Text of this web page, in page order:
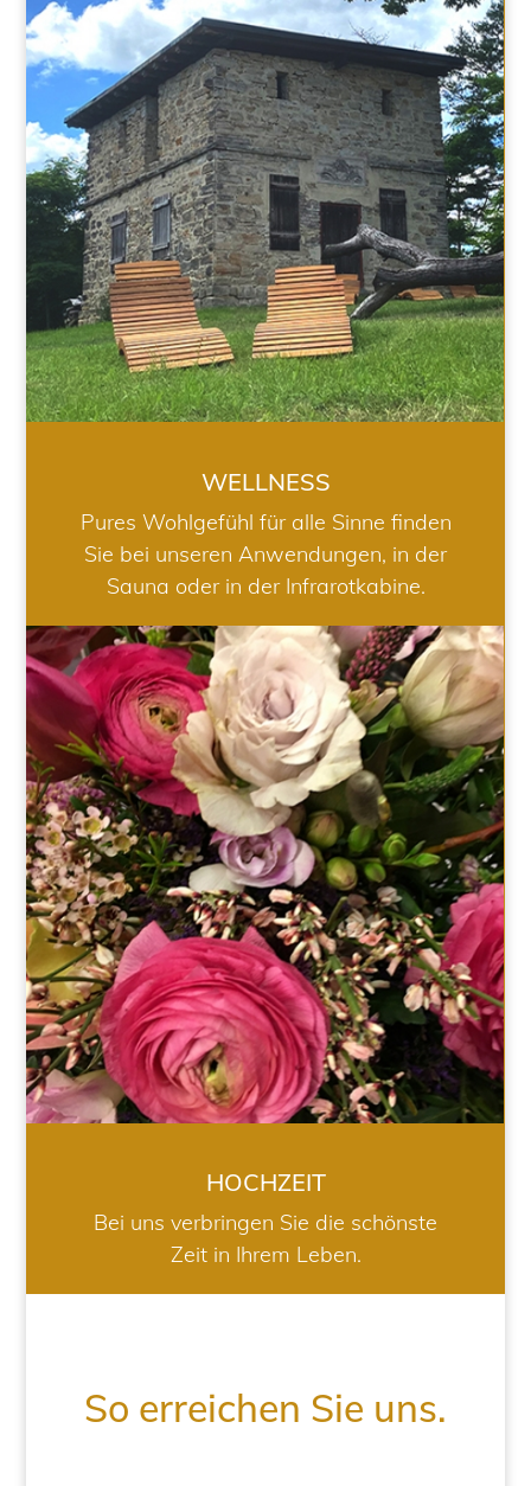
WELLNESS
WELLNESS
Pures Wohlgefühl für alle Sinne finden
Sie bei unseren Anwendungen, in der
Sauna oder in der Infrarotkabine.
HOCHZEIT
HOCHZEIT
Bei uns verbringen Sie die schönste
Zeit in Ihrem Leben.
So erreichen Sie uns.